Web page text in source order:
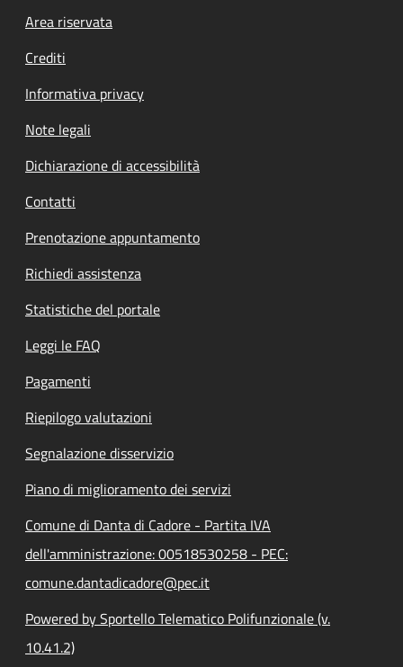
Footer menu
Area riservata
Crediti
Informativa privacy
Note legali
Dichiarazione di accessibilità
Contatti
Prenotazione appuntamento
Richiedi assistenza
Statistiche del portale
Leggi le FAQ
Pagamenti
Riepilogo valutazioni
Segnalazione disservizio
Piano di miglioramento dei servizi
Comune di Danta di Cadore - Partita IVA
dell'amministrazione: 00518530258 - PEC:
comune.dantadicadore@pec.it
Powered by Sportello Telematico Polifunzionale (v.
10.41.2)